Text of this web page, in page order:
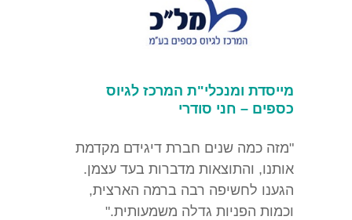
מייסדת ומנכלי"ת המרכז לגיוס
כספים – חני סודרי
"מזה כמה שנים חברת דיגידם מקדמת
אותנו, והתוצאות מדברות בעד עצמן.
הגענו לחשיפה רבה ברמה הארצית,
וכמות הפניות גדלה משמעותית."